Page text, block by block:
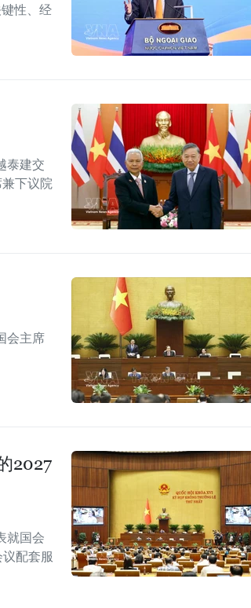
性、经
泰建交
下议院
会主席
2027
就国会
配套服